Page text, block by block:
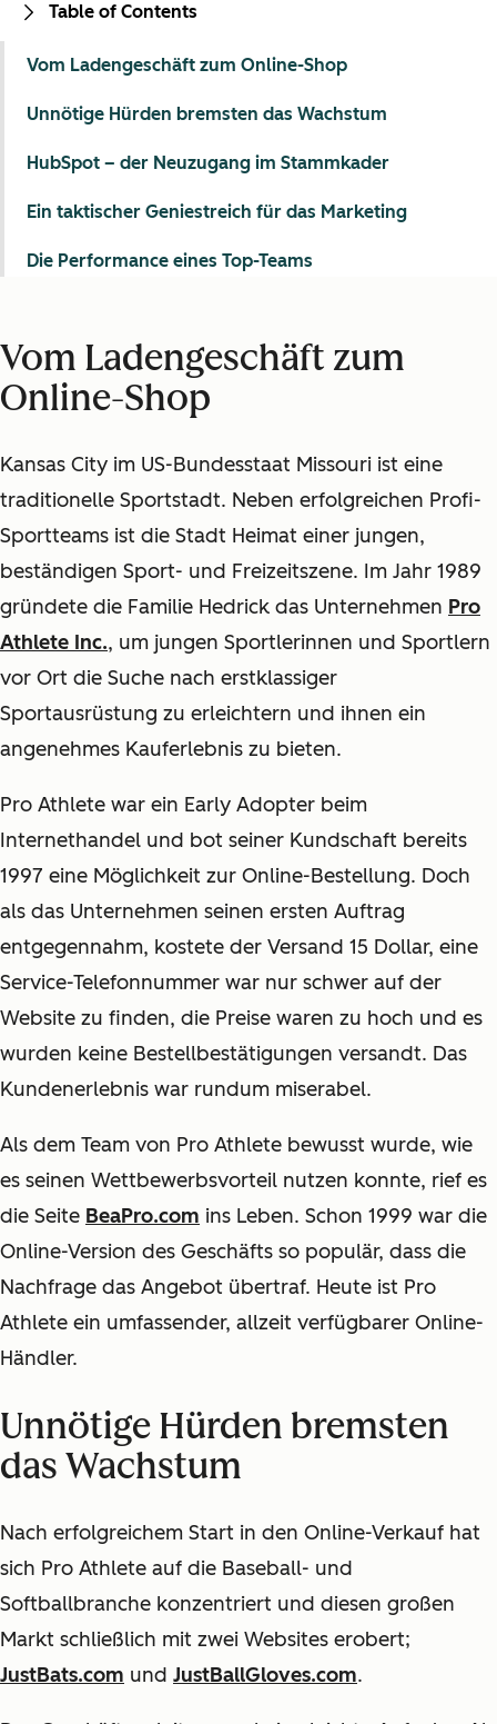
Vom Ladengeschäft zum
Online-Shop
Kansas City im US-Bundesstaat Missouri ist eine
traditionelle Sportstadt. Neben erfolgreichen Profi-
Sportteams ist die Stadt Heimat einer jungen,
beständigen Sport- und Freizeitszene. Im Jahr 1989
gründete die Familie Hedrick das Unternehmen Pro
Athlete Inc., um jungen Sportlerinnen und Sportlern
vor Ort die Suche nach erstklassiger
Sportausrüstung zu erleichtern und ihnen ein
angenehmes Kauferlebnis zu bieten.
Pro Athlete war ein Early Adopter beim
Internethandel und bot seiner Kundschaft bereits
1997 eine Möglichkeit zur Online-Bestellung. Doch
als das Unternehmen seinen ersten Auftrag
entgegennahm, kostete der Versand 15 Dollar, eine
Service-Telefonnummer war nur schwer auf der
Website zu finden, die Preise waren zu hoch und es
wurden keine Bestellbestätigungen versandt. Das
Kundenerlebnis war rundum miserabel.
Als dem Team von Pro Athlete bewusst wurde, wie
es seinen Wettbewerbsvorteil nutzen konnte, rief es
die Seite BeaPro.com ins Leben. Schon 1999 war die
Online-Version des Geschäfts so populär, dass die
Nachfrage das Angebot übertraf. Heute ist Pro
Athlete ein umfassender, allzeit verfügbarer Online-
Händler.
Unnötige Hürden bremsten
das Wachstum
Nach erfolgreichem Start in den Online-Verkauf hat
sich Pro Athlete auf die Baseball- und
Softballbranche konzentriert und diesen großen
Markt schließlich mit zwei Websites erobert;
JustBats.com und JustBallGloves.com.
Table of Contents
Vom Ladengeschäft zum Online-Shop
Unnötige Hürden bremsten das Wachstum
HubSpot – der Neuzugang im Stammkader
Ein taktischer Geniestreich für das Marketing
Die Performance eines Top-Teams